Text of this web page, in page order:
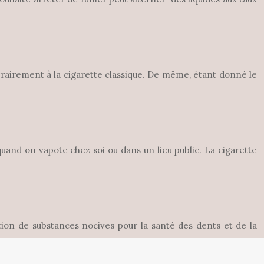
à la cigarette classique. De même, étant donné le
on vapote chez soi ou dans un lieu public. La cigarette
de substances nocives pour la santé des dents et de la